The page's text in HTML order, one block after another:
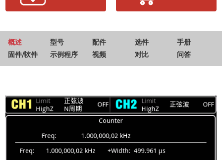
概述 型号 配件 选件
手册
固件/软件
示例程序 视频 对比 问答